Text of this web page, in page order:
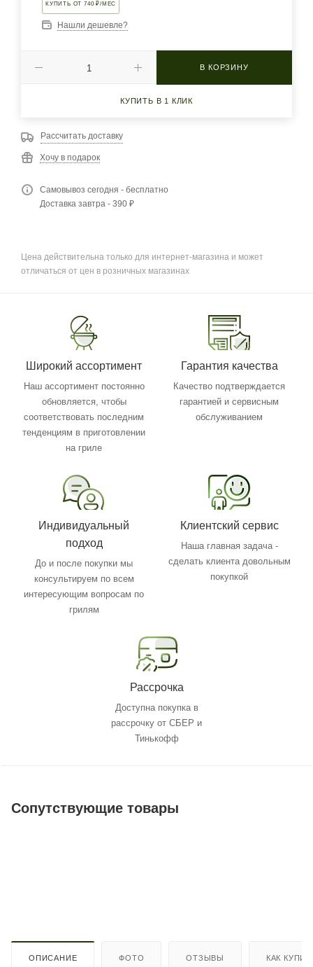
КУПИТЬ ОТ 740 ₽/МЕС
Нашли дешевле?
В КОРЗИНУ
КУПИТЬ В 1 КЛИК
Рассчитать доставку
Хочу в подарок
Самовывоз сегодня - бесплатно
Доставка завтра - 390 ₽
Цена действительна только для интернет-магазина и может
отличаться от цен в розничных магазинах
Широкий ассортимент
Наш ассортимент постоянно
обновляется, чтобы
соответствовать последним
тенденциям в приготовлении
на гриле
Гарантия качества
Качество подтверждается
гарантией и сервисным
обслуживанием
Индивидуальный
подход
До и после покупки мы
консультируем по всем
интересующим вопросам по
грилям
Клиентский сервис
Наша главная задача -
сделать клиента довольным
покупкой
Рассрочка
Доступна покупка в
рассрочку от СБЕР и
Тинькофф
Сопутствующие товары
ОПИСАНИЕ ФОТО ОТЗЫВЫ КАК